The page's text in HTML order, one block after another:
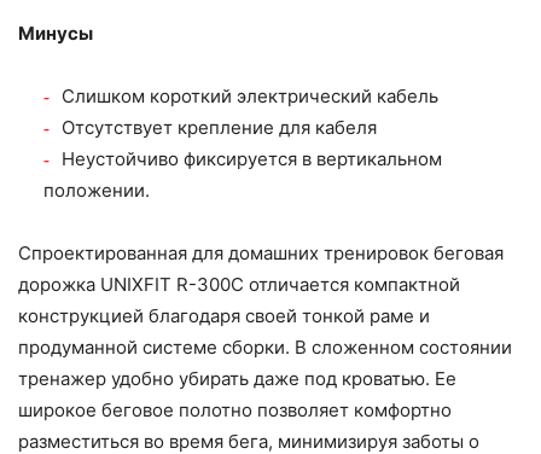
Минусы
Слишком короткий электрический кабель
Отсутствует крепление для кабеля
Неустойчиво фиксируется в вертикальном
положении.
Спроектированная для домашних тренировок беговая
дорожка UNIXFIT R-300C отличается компактной
конструкцией благодаря своей тонкой раме и
продуманной системе сборки. В сложенном состоянии
тренажер удобно убирать даже под кроватью. Ее
широкое беговое полотно позволяет комфортно
разместиться во время бега, минимизируя заботы о